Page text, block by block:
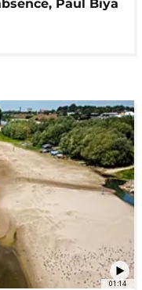
Paul Biya
01:14